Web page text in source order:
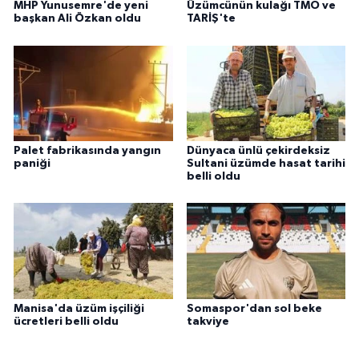
MHP Yunusemre'de yeni
başkan Ali Özkan oldu
Üzümcünün kulağı TMO ve
TARİŞ'te
Palet fabrikasında yangın
paniği
Dünyaca ünlü çekirdeksiz
Sultani üzümde hasat tarihi
belli oldu
Manisa'da üzüm işçiliği
ücretleri belli oldu
Somaspor'dan sol beke
takviye